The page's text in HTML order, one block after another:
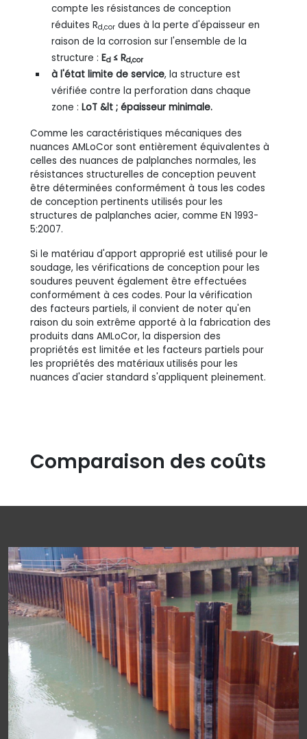
compte les résistances de conception
réduites Rd,cordues à la perte d'épaisseur en
raison de la corrosion sur l'ensemble de la
structure : Ed ≤ Rd,cor
à l'état limite de service, la structure est
vérifiée contre la perforation dans chaque
zone : LoT &lt ; épaisseur minimale.
Comme les caractéristiques mécaniques des
nuances AMLoCor sont entièrement équivalentes à
celles des nuances de palplanches normales, les
résistances structurelles de conception peuvent
être déterminées conformément à tous les codes
de conception pertinents utilisés pour les
structures de palplanches acier, comme EN 1993-
5:2007.
Si le matériau d'apport approprié est utilisé pour le
soudage, les vérifications de conception pour les
soudures peuvent également être effectuées
conformément à ces codes. Pour la vérification
des facteurs partiels, il convient de noter qu'en
raison du soin extrême apporté à la fabrication des
produits dans AMLoCor, la dispersion des
propriétés est limitée et les facteurs partiels pour
les propriétés des matériaux utilisés pour les
nuances d'acier standard s'appliquent pleinement.
Comparaison des coûts